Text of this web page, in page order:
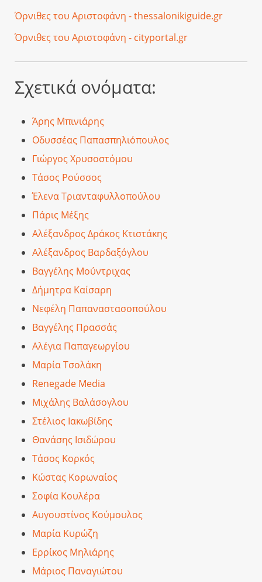
Όρνιθες του Αριστοφάνη - thessalonikiguide.gr
Όρνιθες του Αριστοφάνη - cityportal.gr
Σχετικά ονόματα:
Άρης Μπινιάρης
Οδυσσέας Παπασπηλιόπουλος
Γιώργος Χρυσοστόμου
Τάσος Ρούσσος
Έλενα Τριανταφυλλοπούλου
Πάρις Μέξης
Αλέξανδρος Δράκος Κτιστάκης
Αλέξανδρος Βαρδαξόγλου
Βαγγέλης Μούντριχας
Δήμητρα Καίσαρη
Νεφέλη Παπαναστασοπούλου
Βαγγέλης Πρασσάς
Αλέγια Παπαγεωργίου
Μαρία Τσολάκη
Renegade Media
Μιχάλης Βαλάσογλου
Στέλιος Ιακωβίδης
Θανάσης Ισιδώρου
Τάσος Κορκός
Κώστας Κορωναίος
Σοφία Κουλέρα
Αυγουστίνος Κούμουλος
Μαρία Κυρώζη
Ερρίκος Μηλιάρης
Μάριος Παναγιώτου